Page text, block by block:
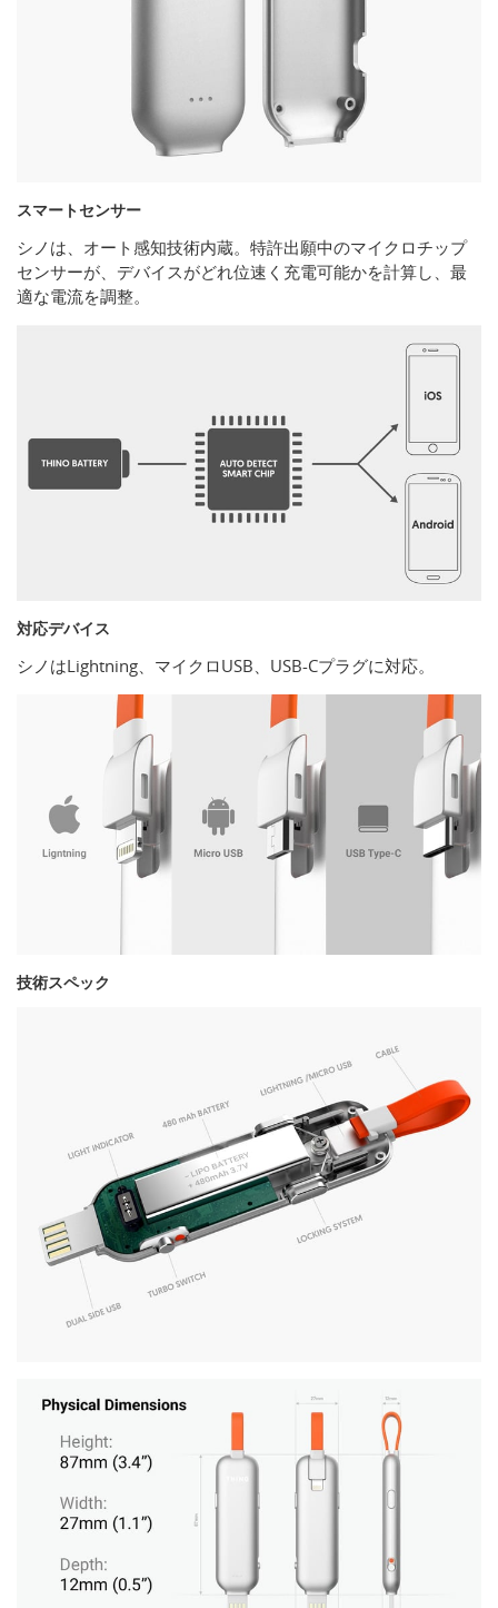
スマートセンサー
シノは、オート感知技術内蔵。特許出願中のマイクロチップ
センサーが、デバイスがどれ位速く充電可能かを計算し、最
適な電流を調整。
対応デバイス
シノはLightning、マイクロUSB、USB-Cプラグに対応。
技術スペック